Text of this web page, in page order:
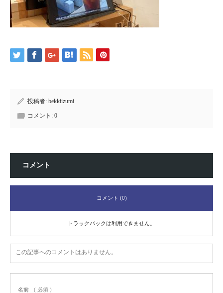
投稿者: bekkiizumi
コメント: 0
コメント
コメント (0)
トラックバックは利用できません。
この記事へのコメントはありません。
名前 ( 必須 )